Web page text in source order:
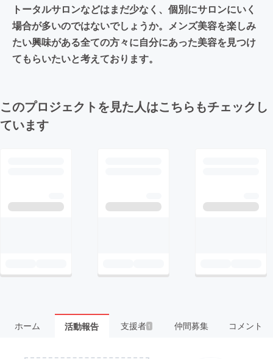
トータルサロンなどはまだ少なく、個別にサロンにいく
場合が多いのではないでしょうか。メンズ美容を楽しみ
たい興味がある全ての方々に自分にあった美容を見つけ
てもらいたいと考えております。
このプロジェクトを見た人はこちらもチェックし
ています
ホーム 活動報告 支援者 1 仲間募集 コメント